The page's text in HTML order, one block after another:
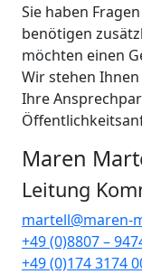
Sie haben
benötigen
möchten einen
Wir stehen
Ihre
Maren
Leitung
martell@maren-
+49 (0)8807 –
+49 (0)174 3174